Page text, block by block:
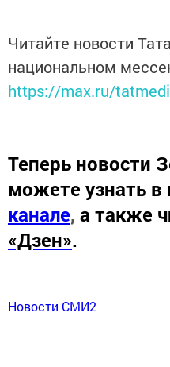
Читайте новости
национальном
https://max.ru/
Теперь новости
можете узнать
канале, а также
«Дзен».
Новости СМИ2